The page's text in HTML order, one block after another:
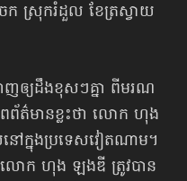
ក ស្រុក​រំដួល ខែត្រ​ស្វាយ
ាញឲ្យដឹងខុសៗគ្នា ពីមរណ
ត៌មានខ្លះថា លោក ហុង
ៅក្នុងប្រទេសវៀតណាម។​​
លោក ហុង ឡងឌី ត្រូវបាន